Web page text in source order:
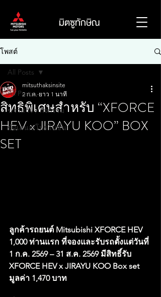
มิตซูทักษิณ
โพสต์
All Posts
ข่าวสาร / กิจกรรม
ข้อเสนอ/โปรโมชั่น
All Posts
สิทธิพิเศษสำหรับ “XFORCE
HEV x JIRAYU KOO” BOX
SET
mitsuthaksinsite
2 ก.ค. ยาว 1 นาที
ลูกค้ารถยนต์ Mitsubishi XFORCE HEV
1,000 ท่านแรก ที่จองและรับรถตั้งแต่วันที่
1 ก.ค. 2569 – 31 ส.ค. 2569 มีสิทธิ์รับ
XFORCE HEV x JIRAYU KOO Box set
มูลค่า 1,470 บาท